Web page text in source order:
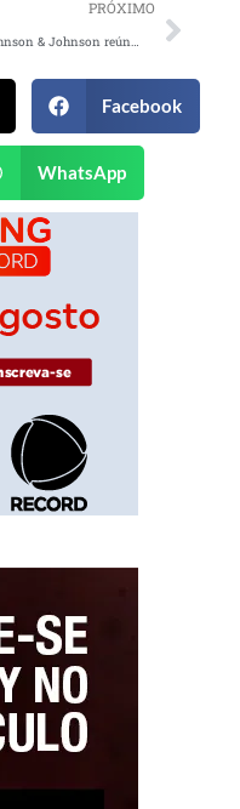
PRÓXIMO
Johnson & Johnson reúne marcas de proteção solar em promoção inédita
Facebook
WhatsApp